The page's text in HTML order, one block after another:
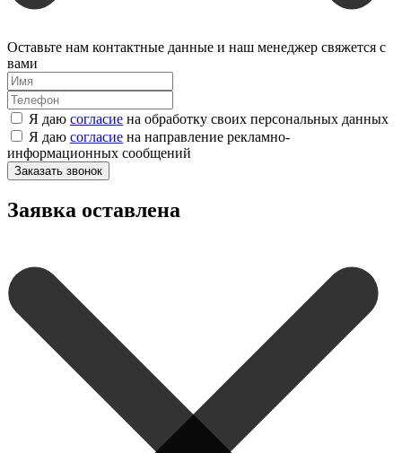
Оставьте нам контактные данные и наш менеджер свяжется с
вами
Я даю согласие на обработку своих персональных данных
Я даю согласие на направление рекламно-
информационных сообщений
Заказать звонок
Заявка оставлена